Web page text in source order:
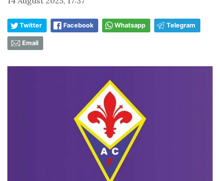
Twitter Facebook Whatsapp Telegram
Email